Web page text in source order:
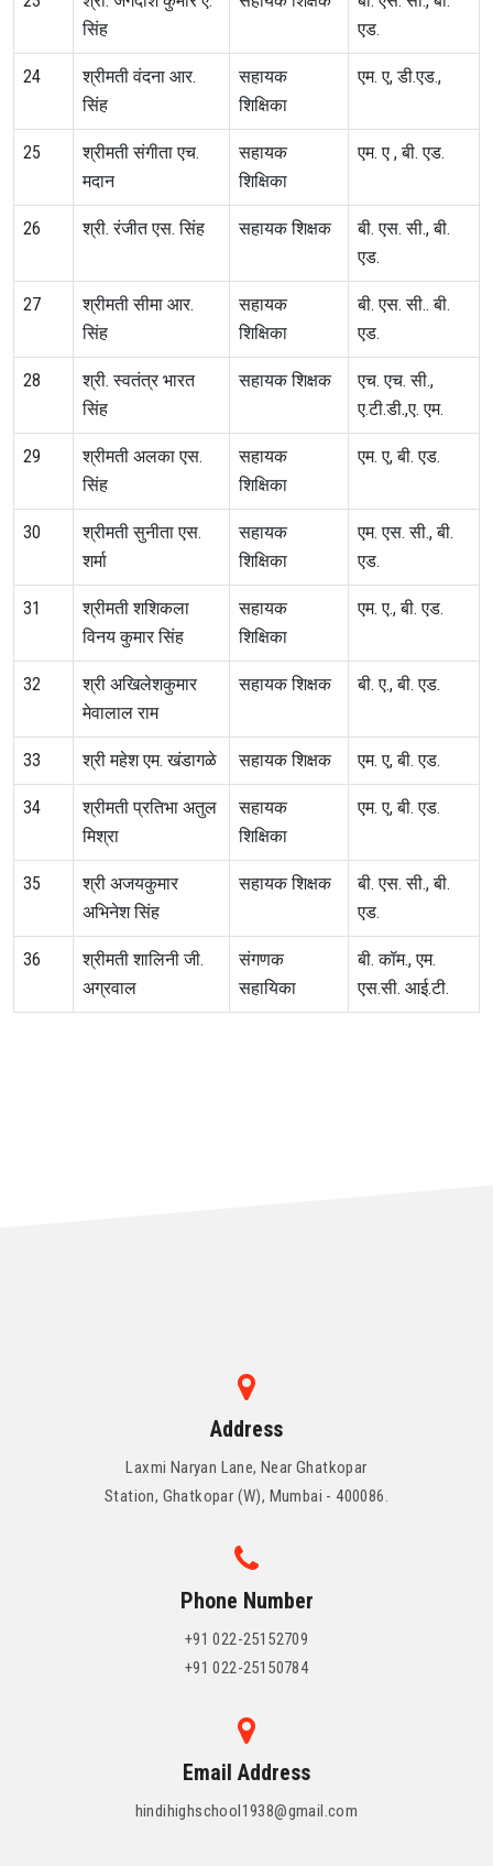
सिंह
एड.
24
श्रीमती वंदना आर.
सिंह
सहायक
शिक्षिका
एम. ए, डी.एड.,
25
श्रीमती संगीता एच.
मदान
सहायक
शिक्षिका
एम. ए , बी. एड.
26 श्री. रंजीत एस. सिंह सहायक शिक्षक
बी. एस. सी., बी.
एड.
27
श्रीमती सीमा आर.
सिंह
सहायक
शिक्षिका
बी. एस. सी.. बी.
एड.
28
श्री. स्वतंत्र भारत
सिंह
सहायक शिक्षक
एच. एच. सी.,
ए.टी.डी.,ए. एम.
29
श्रीमती अलका एस.
सिंह
सहायक
शिक्षिका
एम. ए, बी. एड.
30
श्रीमती सुनीता एस.
शर्मा
सहायक
शिक्षिका
एम. एस. सी., बी.
एड.
31
श्रीमती शशिकला
विनय कुमार सिंह
सहायक
शिक्षिका
एम. ए., बी. एड.
32
श्री अखिलेशकुमार
मेवालाल राम
सहायक शिक्षक बी. ए., बी. एड.
33 श्री महेश एम. खंडागळे सहायक शिक्षक एम. ए, बी. एड.
34
श्रीमती प्रतिभा अतुल
मिश्रा
सहायक
शिक्षिका
एम. ए, बी. एड.
35
श्री अजयकुमार
अभिनेश सिंह
सहायक शिक्षक
बी. एस. सी., बी.
एड.
36
श्रीमती शालिनी जी.
अग्रवाल
संगणक
सहायिका
बी. कॉम., एम.
एस.सी. आई.टी.
Address
Laxmi Naryan Lane, Near Ghatkopar
Station, Ghatkopar (W), Mumbai - 400086.
Phone Number
+91 022-25152709
+91 022-25150784
Email Address
hindihighschool1938@gmail.com